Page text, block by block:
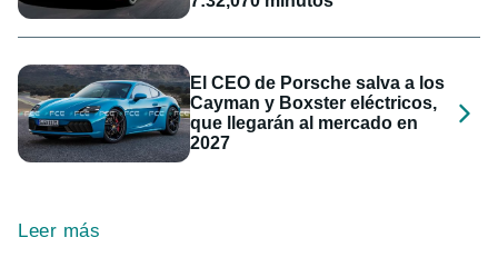
El CEO de Porsche salva a los
Cayman y Boxster eléctricos,
que llegarán al mercado en
2027
Leer más